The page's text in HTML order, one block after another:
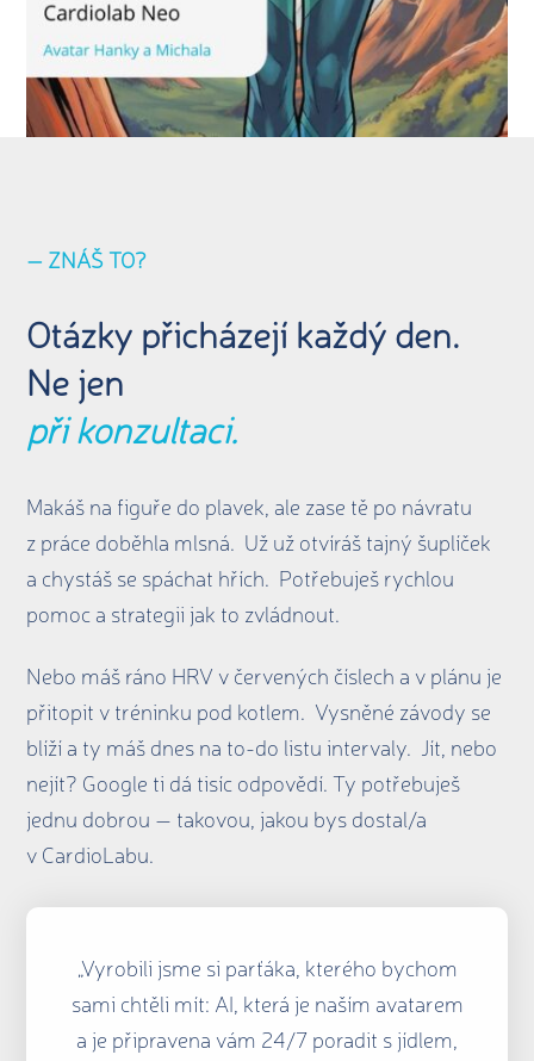
— ZNÁŠ TO?
Otázky přicházejí každý den.
Ne jen
při konzultaci.
Makáš na figuře do plavek, ale zase tě po návratu
z práce doběhla mlsná. Už už otvíráš tajný šuplíček
a chystáš se spáchat hřích. Potřebuješ rychlou
pomoc a strategii jak to zvládnout.
Nebo máš ráno HRV v červených číslech a v plánu je
přitopit v tréninku pod kotlem. Vysněné závody se
blíží a ty máš dnes na to-do listu intervaly. Jít, nebo
nejít? Google ti dá tisíc odpovědí. Ty potřebuješ
jednu dobrou — takovou, jakou bys dostal/a
v CardioLabu.
„Vyrobili jsme si parťáka, kterého bychom
sami chtěli mít: AI, která je naším avatarem
a je připravena vám 24/7 poradit s jídlem,